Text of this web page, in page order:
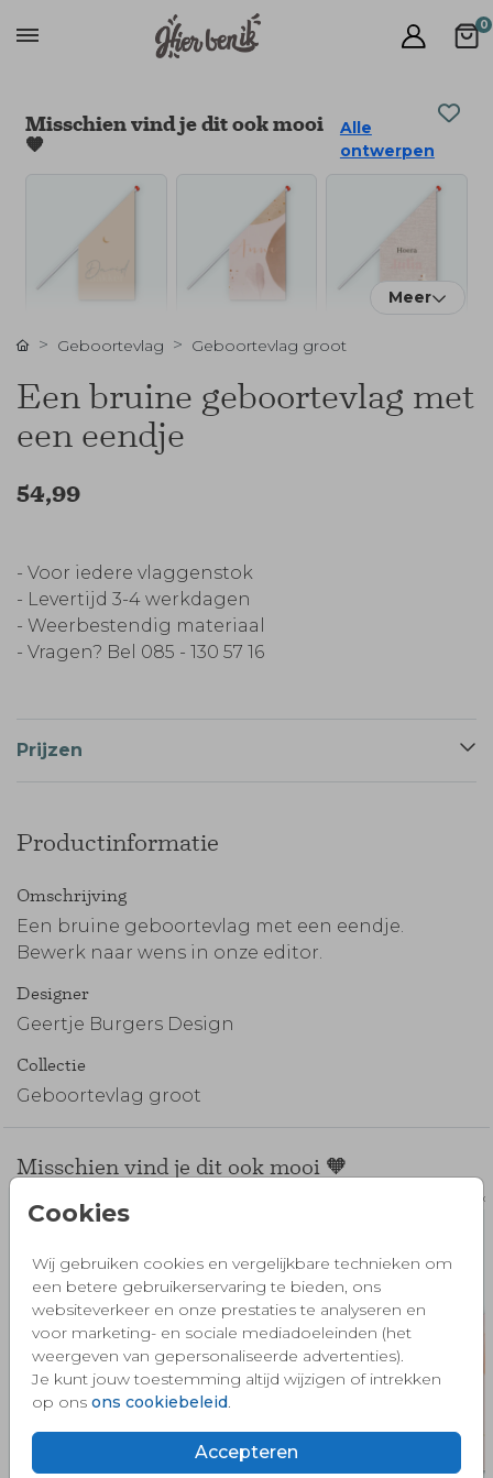
0
Cookies
Wij gebruiken cookies en vergelijkbare technieken om
een betere gebruikerservaring te bieden, ons
websiteverkeer en onze prestaties te analyseren en
voor marketing- en sociale mediadoeleinden (het
weergeven van gepersonaliseerde advertenties).
Je kunt jouw toestemming altijd wijzigen of intrekken
op ons ons cookiebeleid.
Accepteren
Misschien vind je dit ook mooi
🧡
Alle
ontwerpen
Meer
Geboortevlag Geboortevlag groot
Een bruine geboortevlag met
een eendje
54,99
- Voor iedere vlaggenstok
- Levertijd 3-4 werkdagen
- Weerbestendig materiaal
- Vragen? Bel 085 - 130 57 16
Prijzen
Productinformatie
Omschrijving
Een bruine geboortevlag met een eendje.
Bewerk naar wens in onze editor.
Designer
Geertje Burgers Design
Collectie
Geboortevlag groot
Misschien vind je dit ook mooi 🧡